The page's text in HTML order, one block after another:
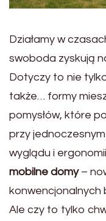
Działamy w
swoboda zyskują
Dotyczy to nie
także… formy
pomysłów, które
przy
wyglądu i
mobilne domy–
konwencjonalnych
Ale czy to tylko